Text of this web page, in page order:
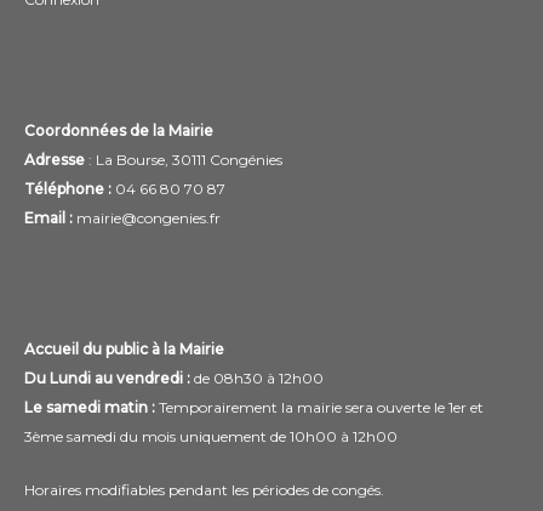
Coordonnées de la Mairie
Adresse : La Bourse, 30111 Congénies
Téléphone : 04 66 80 70 87
Email : mairie@congenies.fr
Accueil du public à la Mairie
Du Lundi au vendredi : de 08h30 à 12h00
Le samedi matin : Temporairement la mairie sera ouverte le 1er et
3ème samedi du mois uniquement de 10h00 à 12h00
Horaires modifiables pendant les périodes de congés.